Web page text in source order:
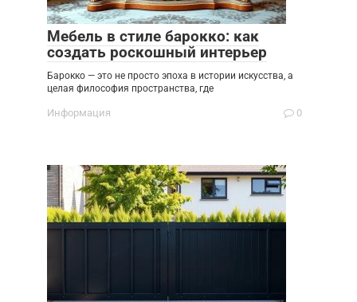
Мебель в стиле барокко: как
создать роскошный интерьер
Барокко — это не просто эпоха в истории искусства, а
целая философия пространства, где
Информация 0